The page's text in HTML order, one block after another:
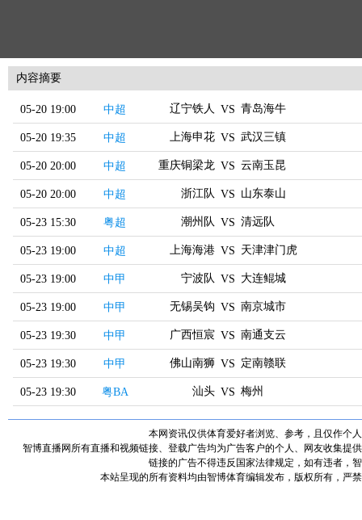
内容摘要
05-20 19:00 中超 辽宁铁人 VS 青岛海牛
05-20 19:35 中超 上海申花 VS 武汉三镇
05-20 20:00 中超 重庆铜梁龙 VS 云南玉昆
05-20 20:00 中超 浙江队 VS 山东泰山
05-23 15:30 粤超 潮州队 VS 清远队
05-23 19:00 中超 上海海港 VS 天津津门虎
05-23 19:00 中甲 宁波队 VS 大连鲲城
05-23 19:00 中甲 无锡吴钩 VS 南京城市
05-23 19:30 中甲 广西恒宸 VS 南通支云
05-23 19:30 中甲 佛山南狮 VS 定南赣联
05-23 19:30 粤BA 汕头 VS 梅州
本网资讯仅供体育爱好者浏览、参考，且仅作个
智博直播网所有直播和视频链接、登载广告均为广告客户的个人、网友收集提
链接的广告不得违反国家法律规定，如有违者，
本站呈现的所有资料均由智博体育编辑发布，版权所有，严